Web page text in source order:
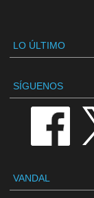
LO ÚLTIMO
SÍGUENOS
VANDAL